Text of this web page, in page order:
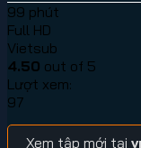
99 phút
Full HD
Vietsub
4.50 out of 5
Lượt xem:
97
Xem tập mới tại